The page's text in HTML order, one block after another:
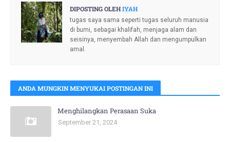
DIPOSTING OLEHIYAH
tugas saya sama seperti tugas seluruh manusia
di bumi, sebagai khalifah, menjaga alam dan
seisinya, menyembah Allah dan mengumpulkan
amal.
ANDA MUNGKIN MENYUKAI POSTINGAN INI
Menghilangkan Perasaan Suka
September 21, 2024